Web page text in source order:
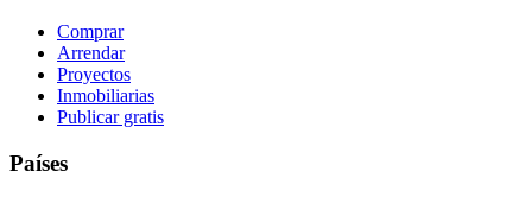
Comprar
Arrendar
Proyectos
Inmobiliarias
Publicar gratis
Países